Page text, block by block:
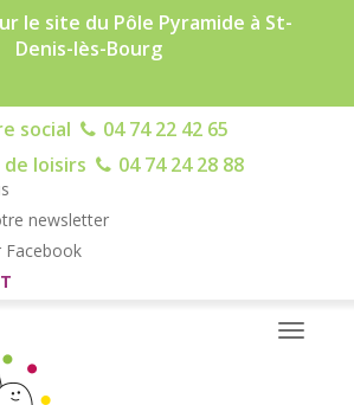
le site du Pôle Pyramide à St-
Denis-lès-Bourg
social
04 74 22 42 65
loisirs
04 74 24 28 88
newsletter
Facebook
Toggle